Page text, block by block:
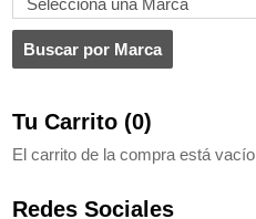
Tu Carrito (0)
El carrito de la compra está vacío
Redes Sociales